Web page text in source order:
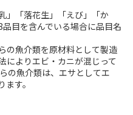
」「落花生」「えび」「か
目を含んでいる場合に品目名
の魚介類を原材料として製造
によりエビ・カニが混じって
の魚介類は、エサとしてエ
す。